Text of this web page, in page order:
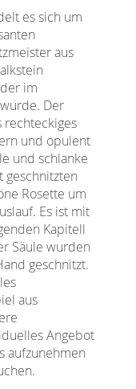
es sich um
aus
im
Der
rechteckiges
und opulent
und schlanke
geschnitzten
Rosette um
Es ist mit
Kapitell
Säule wurden
geschnitzt.
aus
Angebot
aufzunehmen